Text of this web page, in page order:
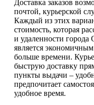
Доставка заказов
почтой, курьерской
Каждый из этих
стоимость, которая
и удаленности города
является
больше времени.
быструю доставку
пункты выдачи –
предпочитает
удобное время.